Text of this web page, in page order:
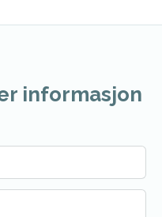
informasjon